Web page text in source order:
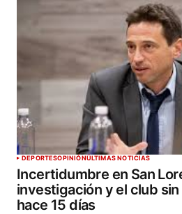
DEPORTESOPINIÓNÚLTIMAS NOTICIAS
Incertidumbre en San
investigación y el club
hace 15 días